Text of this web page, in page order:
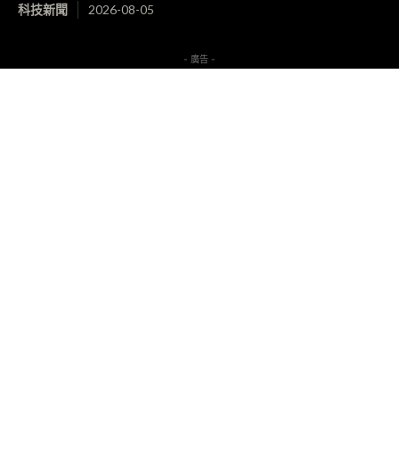
科技新聞 2026-08-05
- 廣告 -